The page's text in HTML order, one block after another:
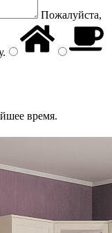
Пожалуйста,
.
время.